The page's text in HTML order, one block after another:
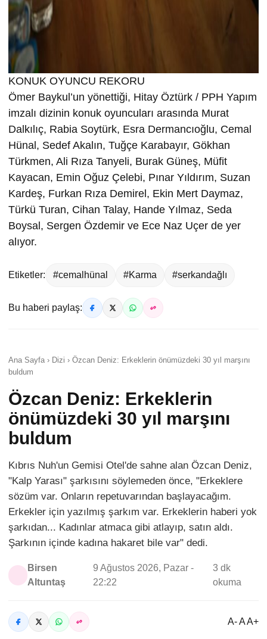
KONUK OYUNCU REKORU
Ömer Baykul’un yönettiği, Hitay Öztürk / PPH Yapım
imzalı dizinin konuk oyuncuları arasında Murat
Dalkılıç, Rabia Soytürk, Esra Dermancıoğlu, Cemal
Hünal, Sedef Akalın, Tuğçe Karabayır, Gökhan
Türkmen, Ali Rıza Tanyeli, Burak Güneş, Müfit
Kayacan, Emin Oğuz Çelebi, Pınar Yıldırım, Suzan
Kardeş, Furkan Rıza Demirel, Ekin Mert Daymaz,
Türkü Turan, Cihan Talay, Hande Yılmaz, Seda
Boysal, Sergen Özdemir ve Ece Naz Uçer de yer
alıyor.
Etiketler: #cemalhünal #Karma #serkandağlı
Bu haberi paylaş:
Ana Sayfa › Dizi › Özcan Deniz: Erkeklerin önümüzdeki 30 yıl marşını
buldum
Özcan Deniz: Erkeklerin
önümüzdeki 30 yıl marşını
buldum
Kıbrıs Nuh'un Gemisi Otel'de sahne alan Özcan Deniz,
"Kalp Yarası" şarkısını söylemeden önce, "Erkeklere
sözüm var. Onların repetuvarından başlayacağım.
Erkekler için yazılmış şarkım var. Erkeklerin haberi yok
şarkıdan... Kadınlar atmaca gibi atlayıp, satın aldı.
Şarkının içinde kadına hakaret bile var" dedi.
Birsen
Altuntaş
9 Ağustos 2026, Pazar -
22:22
3 dk
okuma
A- A A+